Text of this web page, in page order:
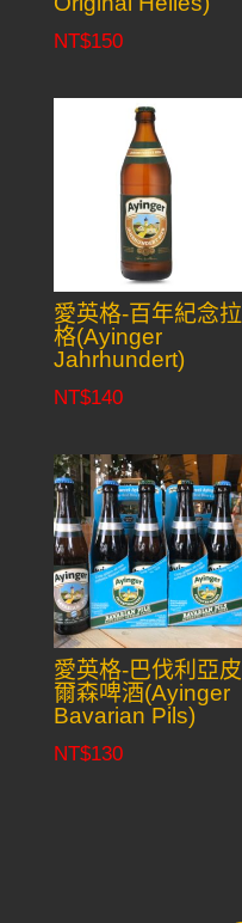
NT$150
愛英格-百年紀念拉
格(Ayinger
Jahrhundert)
NT$140
愛英格-巴伐利亞皮
爾森啤酒(Ayinger
Bavarian Pils)
NT$130